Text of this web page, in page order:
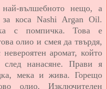
вълшебното нещо, а
за коса Nashi Argan Oil.
с помпичка. Това е
олио и смея да твърдя,
аромат, който
нанасяне. Прави я
мека и жива. Горещо
олио. Изключителен